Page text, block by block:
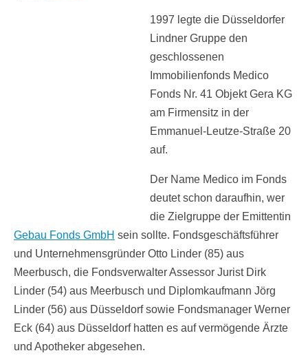
1997 legte die Düsseldorfer
Lindner Gruppe den
geschlossenen
Immobilienfonds Medico
Fonds Nr. 41 Objekt Gera KG
am Firmensitz in der
Emmanuel-Leutze-Straße 20
auf.
Der Name Medico im Fonds
deutet schon daraufhin, wer
die Zielgruppe der Emittentin
Gebau Fonds GmbH sein sollte. Fondsgeschäftsführer
und Unternehmensgründer Otto Linder (85) aus
Meerbusch, die Fondsverwalter Assessor Jurist Dirk
Linder (54) aus Meerbusch und Diplomkaufmann Jörg
Linder (56) aus Düsseldorf sowie Fondsmanager Werner
Eck (64) aus Düsseldorf hatten es auf vermögende Ärzte
und Apotheker abgesehen.